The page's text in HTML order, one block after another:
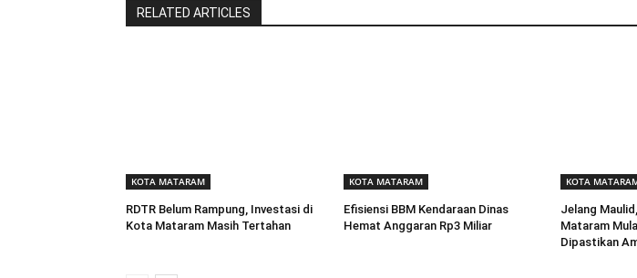
RELATED ARTICLES
KOTA MATARAM
RDTR Belum Rampung, Investasi di
Kota Mataram Masih Tertahan
KOTA MATARAM
Efisiensi BBM Kendaraan Dinas
Hemat Anggaran Rp3 Miliar
KOTA
Jelang
Mataram
Dipastikan